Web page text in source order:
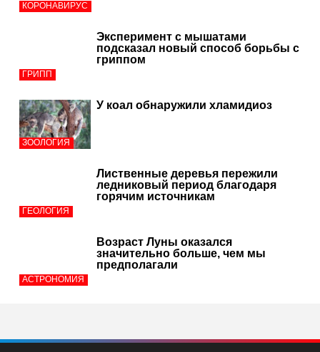
КОРОНАВИРУС
ГРИПП
Эксперимент с мышатами
подсказал новый способ борьбы с
гриппом
ЗООЛОГИЯ
У коал обнаружили хламидиоз
ГЕОЛОГИЯ
Лиственные деревья пережили
ледниковый период благодаря
горячим источникам
АСТРОНОМИЯ
Возраст Луны оказался
значительно больше, чем мы
предполагали